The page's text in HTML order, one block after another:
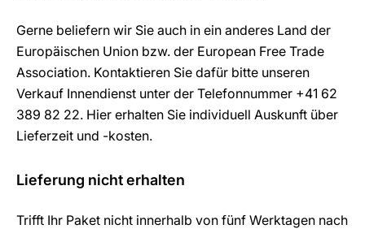
Gerne beliefern wir Sie auch in ein anderes Land der
Europäischen Union bzw. der European Free Trade
Association. Kontaktieren Sie dafür bitte unseren
Verkauf Innendienst unter der Telefonnummer +41 62
389 82 22. Hier erhalten Sie individuell Auskunft über
Lieferzeit und -kosten.
Lieferung nicht erhalten
Trifft Ihr Paket nicht innerhalb von fünf Werktagen nach